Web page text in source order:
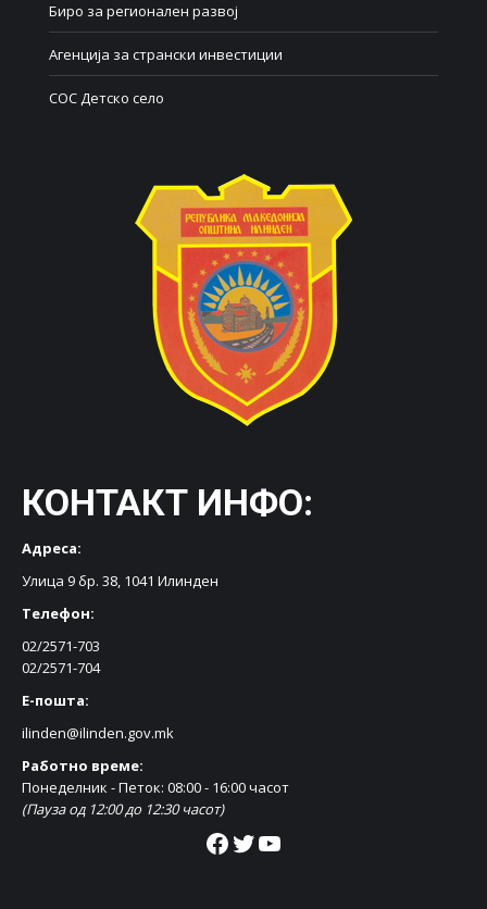
Биро за регионален развој
Агенција за странски инвестиции
СОС Детско село
КОНТАКТ ИНФО:
Адреса:
Улица 9 бр. 38, 1041 Илинден
Телефон:
02/2571-703
02/2571-704
Е-пошта:
ilinden@ilinden.gov.mk
Работно време:
Понеделник - Петок: 08:00 - 16:00 часот
(Пауза од 12:00 до 12:30 часот)
Facebook Twitter YouTube